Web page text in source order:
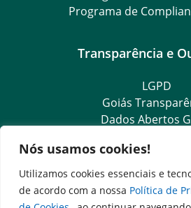
Nós usamos cookies!
Utilizamos cookies essenciais e
de acordo com a nossa Política de
Programa de
Transparência e
LGPD
Goiás
Dados Abertos
e-SIC – Serviço Eletrônico de
Ouvidoria Setorial
Ouvidoria Setorial